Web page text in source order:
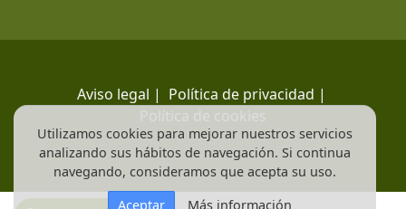
Aviso legal | Política de privacidad |
Política de cookies
Utilizamos cookies para mejorar nuestros servicios
analizando sus hábitos de navegación. Si continua
navegando, consideramos que acepta su uso.
Aceptar
Más información